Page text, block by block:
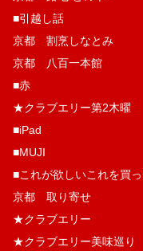
■引越し話
京都 割烹しなとみ
京都 八百一本館
■赤
★クラブエリー第2木曜
■iPad
■MUJI
■これが欲しいこれを買
京都 取り寄せ
★クラブエリー
★クラブエリー美味巡り